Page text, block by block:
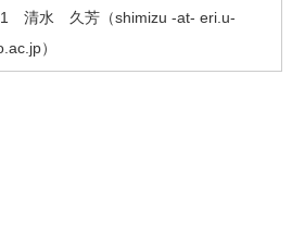
清水 久芳（shimizu -at- eri.u-
）